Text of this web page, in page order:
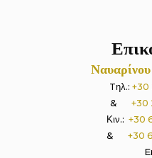
Tηλ.: +30
& +30
Κιν.: +30
& +30